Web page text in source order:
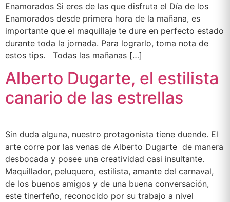
Enamorados Si eres de las que disfruta el Día de los
Enamorados desde primera hora de la mañana, es
importante que el maquillaje te dure en perfecto estado
durante toda la jornada. Para lograrlo, toma nota de
estos tips. Todas las mañanas […]
Alberto Dugarte, el estilista
canario de las estrellas
Sin duda alguna, nuestro protagonista tiene duende. El
arte corre por las venas de Alberto Dugarte de manera
desbocada y posee una creatividad casi insultante.
Maquillador, peluquero, estilista, amante del carnaval,
de los buenos amigos y de una buena conversación,
este tinerfeño, reconocido por su trabajo a nivel